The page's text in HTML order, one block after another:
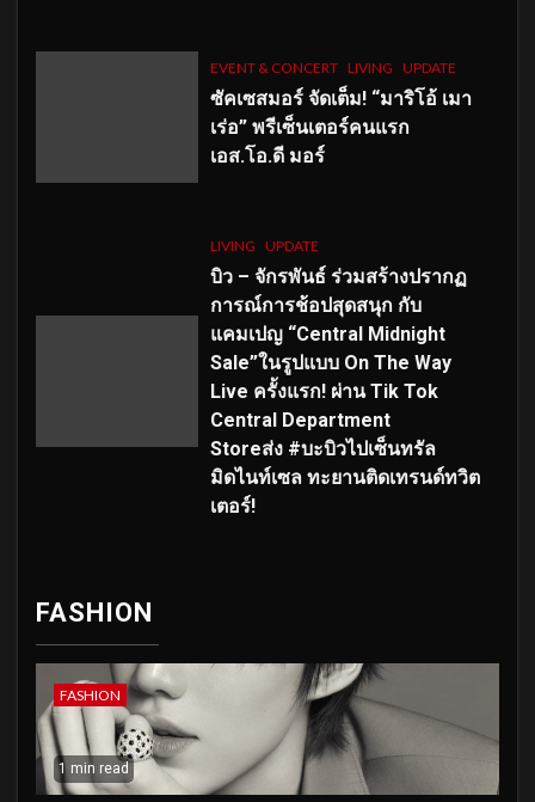
EVENT & CONCERT LIVING UPDATE
ซัคเซสมอร์ จัดเต็ม! “มาริโอ้ เมา
เร่อ” พรีเซ็นเตอร์คนแรก
เอส.โอ.ดี มอร์
LIVING UPDATE
บิว – จักรพันธ์ ร่วมสร้างปรากฏ
การณ์การช้อปสุดสนุก กับ
แคมเปญ “Central Midnight
Sale”ในรูปแบบ On The Way
Live ครั้งแรก! ผ่าน Tik Tok
Central Department
Storeส่ง #บะบิวไปเซ็นทรัล
มิดไนท์เซล ทะยานติดเทรนด์ทวิต
เตอร์!
FASHION
FASHION
1 min read